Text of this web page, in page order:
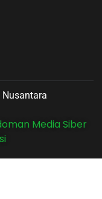
Nusantara
Media Siber